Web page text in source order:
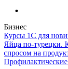
Бизнес
Курсы 1С для
Яйца по-турецки.
спросом на